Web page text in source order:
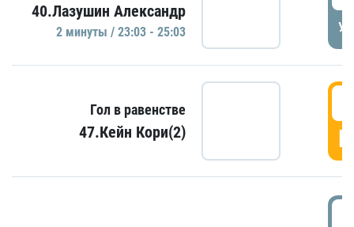
40.Лазушин Александр
2 минуты / 23:03 - 25:03
Гол в равенстве
47.Кейн Кори(2)